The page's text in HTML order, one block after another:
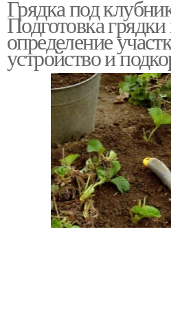
Грядка под
Подготовка
определение
устройство и